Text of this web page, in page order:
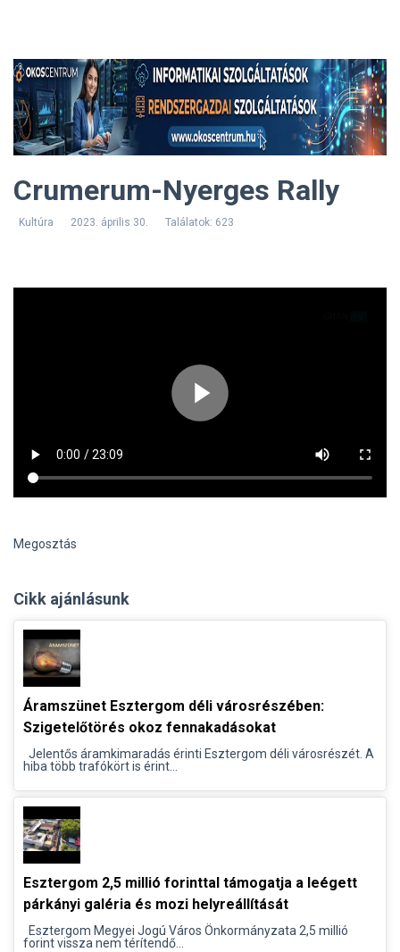
Crumerum-Nyerges Rally
Kultúra 2023. április 30. Találatok: 623
Megosztás
Cikk ajánlásunk
Áramszünet Esztergom déli városrészében:
Szigetelőtörés okoz fennakadásokat
Jelentős áramkimaradás érinti Esztergom déli városrészét. A
hiba több trafókört is érint...
Esztergom 2,5 millió forinttal támogatja a leégett
párkányi galéria és mozi helyreállítását
Esztergom Megyei Jogú Város Önkormányzata 2,5 millió
forint vissza nem térítendő...